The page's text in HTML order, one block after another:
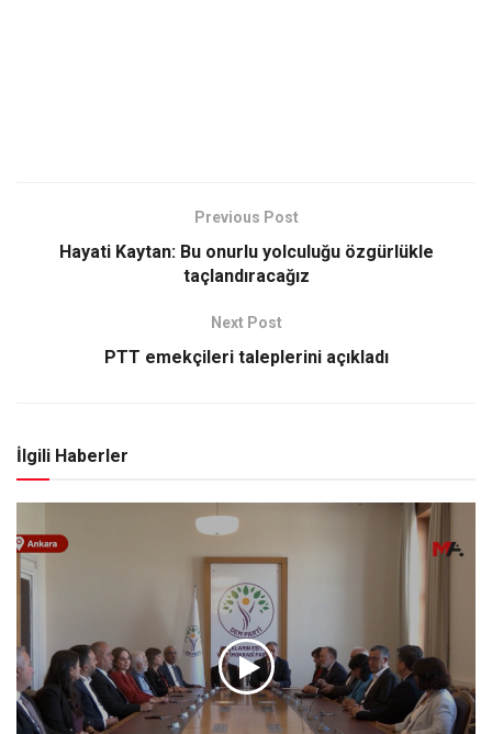
Previous Post
Hayati Kaytan: Bu onurlu yolculuğu özgürlükle
taçlandıracağız
Next Post
PTT emekçileri taleplerini açıkladı
İlgili Haberler